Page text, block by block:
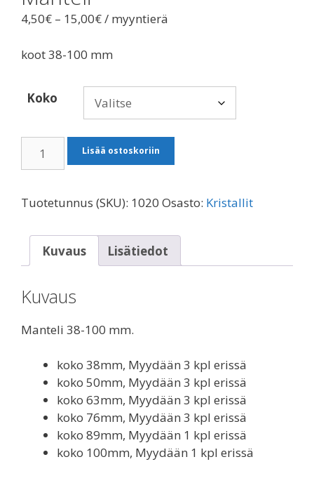
4,50€ – 15,00€Hintaluokka:
-
/ myyntierä
koot 38-100 mm
Koko
määrä
Lisää ostoskoriin
Tuotetunnus (SKU): 1020 Osasto: Kristallit
Kuvaus Lisätiedot
Kuvaus
Manteli 38-100 mm.
koko 38mm, Myydään 3 kpl erissä
koko 50mm, Myydään 3 kpl erissä
koko 63mm, Myydään 3 kpl erissä
koko 76mm, Myydään 3 kpl erissä
koko 89mm, Myydään 1 kpl erissä
koko 100mm, Myydään 1 kpl erissä